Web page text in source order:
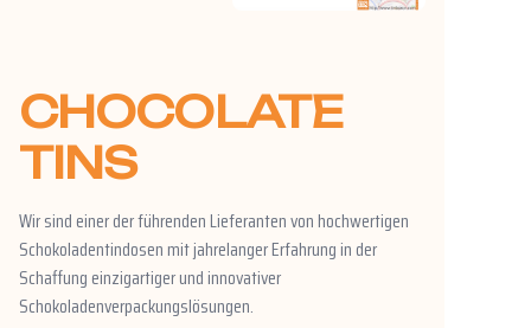
CHOCOLATE
TINS
Wir sind einer der führenden Lieferanten von hochwertigen
Schokoladentindosen mit jahrelanger Erfahrung in der
Schaffung einzigartiger und innovativer
Schokoladenverpackungslösungen.